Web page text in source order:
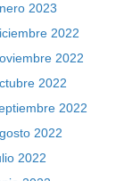
2023
2022
2022
2022
2022
2022
2022